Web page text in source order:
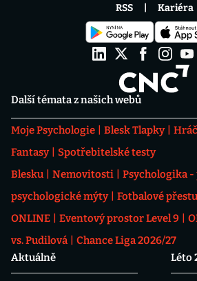
Další témata z našich webů
Moje Psychologie Blesk Tlapky
Fantasy
Spotřebitelské testy
Blesku
Nemovitosti
Psychologika
psychologické mýty
Fotbalové
ONLINE
Eventový prostor Level 9
vs. Pudilová
Chance Liga 2026/27
Aktuálně
Léto
RSS Kariéra